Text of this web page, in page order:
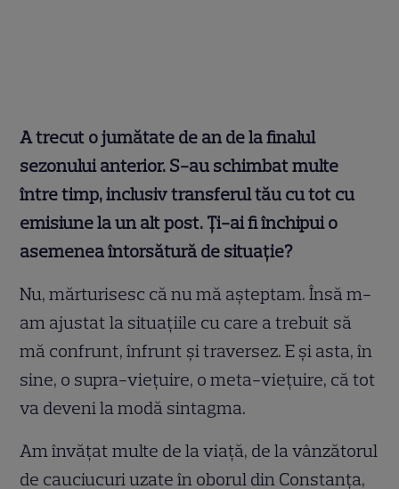
A trecut o jumătate de an de la finalul
sezonului anterior. S-au schimbat multe
între timp, inclusiv transferul tău cu tot cu
emisiune la un alt post. Ți-ai fi închipui o
asemenea întorsătură de situație?
Nu, mărturisesc că nu mă așteptam. Însă m-
am ajustat la situațiile cu care a trebuit să
mă confrunt, înfrunt și traversez. E și asta, în
sine, o supra-viețuire, o meta-viețuire, că tot
va deveni la modă sintagma.
Am învățat multe de la viață, de la vânzătorul
de cauciucuri uzate în oborul din Constanța,